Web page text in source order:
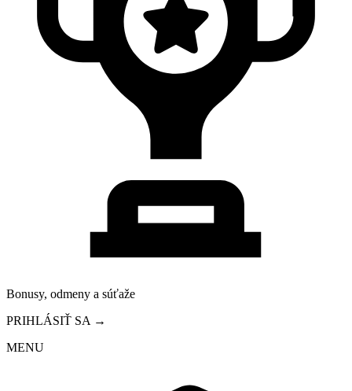
Bonusy, odmeny a súťaže
PRIHLÁSIŤ SA →
MENU